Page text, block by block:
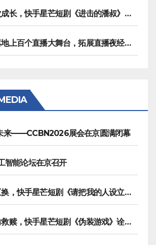
聚焦中老年二次成长，快手星芒短剧《进击的潘叔》诠释银发力量
快手将在全国落地上百个直播大舞台，拓展直播夜经济生态
来——CCBN2026展会在京圆满闭幕
智能论坛在京召开
学霸校霸灵魂互换，快手星芒短剧《请把我的人设立住》笑泪齐飞
古穿今开启双向救赎，快手星芒短剧《伪装游戏》诠释热血青春友谊